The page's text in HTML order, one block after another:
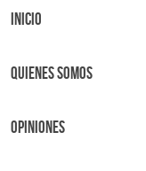
Inicio
Quienes Somos
OPINIONES